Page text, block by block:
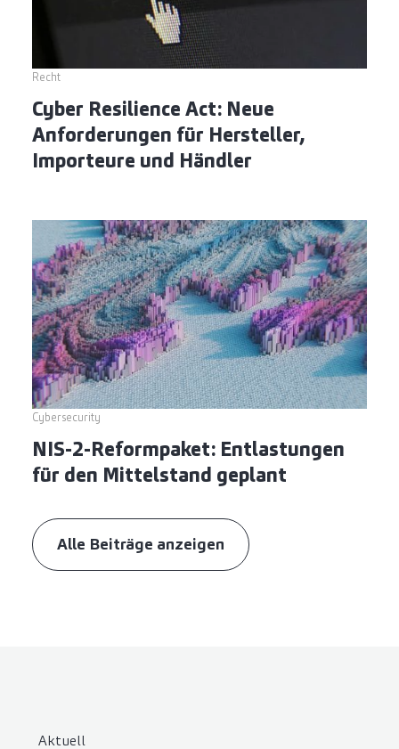
Recht
Cyber Resilience Act: Neue
Anforderungen für Hersteller,
Importeure und Händler
Cybersecurity
NIS-2-Reformpaket: Entlastungen
für den Mittelstand geplant
Alle Beiträge anzeigen
Aktuell